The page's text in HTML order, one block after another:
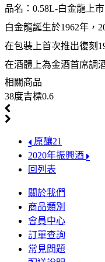
品名：0.58L-白金龍上
白金龍誕生於1962年，
在包裝上首次推出復刻
在酒體上為金酒首席調
相關商品
38度吉標0.6
原釀21
2020年振興酒
回列表
關於我們
商品類別
會員中心
訂單查詢
常見問題